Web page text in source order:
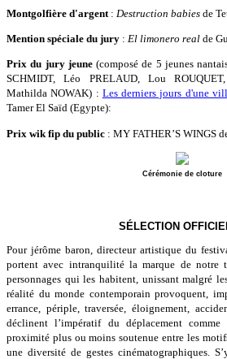
Montgolfière d'argent : Destruction babies de
Mention spéciale du jury : El limonero real de
Prix du jury jeune(composé de 5 jeunes
SCHMIDT, Léo PRELAUD, Lou
Mathilda NOWAK) : Les derniers jours d'une
Tamer El Saïd (Egypte):
Prix wik fip du public : MY FATHER’S WINGS
Cérémonie de cloture
SÉLECTION
Pour jérôme baron, directeur artistique du
portent avec intranquilité la marque de notre
personnages qui les habitent, unissant malgré
réalité du monde contemporain provoquent,
errance, périple, traversée, éloignement,
déclinent l’impératif du déplacement
proximité plus ou moins soutenue entre les
une diversité de gestes cinématographiques.